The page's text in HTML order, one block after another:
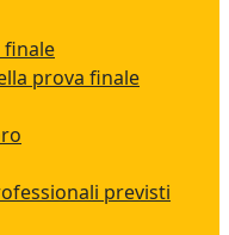
finale
prova finale
previsti